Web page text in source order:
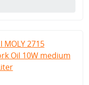
MOLY 2715
Oil 10W medium